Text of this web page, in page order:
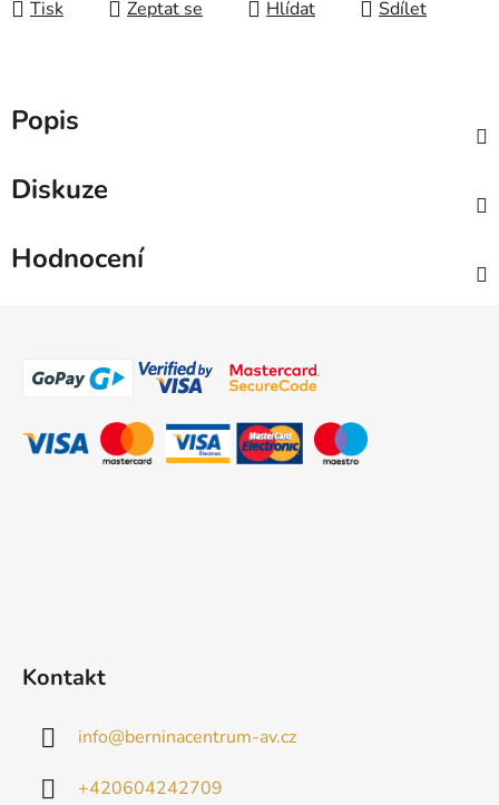
Tisk Zeptat se Hlídat Sdílet
Popis
Diskuze
Hodnocení
Kontakt
info@berninacentrum-av.cz
+420604242709